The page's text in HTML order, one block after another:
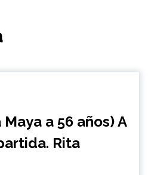
a 56 años) A
Rita